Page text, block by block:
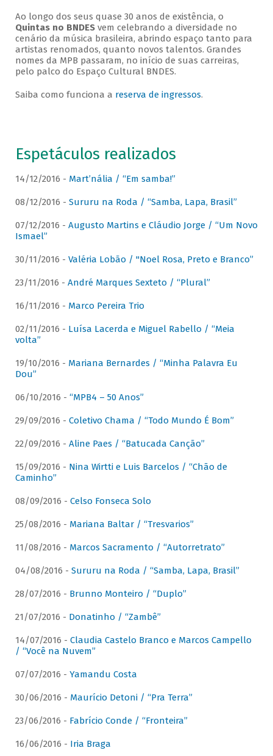
Ao longo dos seus quase 30 anos de existência, o
Quintas no BNDESvem celebrando a diversidade no
cenário da música brasileira, abrindo espaço tanto para
artistas renomados, quanto novos talentos. Grandes
nomes da MPB passaram, no início de suas carreiras,
pelo palco do Espaço Cultural BNDES.
Saiba como funciona a reserva de ingressos.
Espetáculos realizados
14/12/2016 - Mart’nália / “Em samba!”
08/12/2016 - Sururu na Roda / “Samba, Lapa, Brasil”
07/12/2016 - Augusto Martins e Cláudio Jorge / “Um Novo
Ismael”
30/11/2016 - Valéria Lobão / "Noel Rosa, Preto e Branco”
23/11/2016 - André Marques Sexteto / “Plural”
16/11/2016 - Marco Pereira Trio
02/11/2016 - Luísa Lacerda e Miguel Rabello / “Meia
volta”
19/10/2016 - Mariana Bernardes / “Minha Palavra Eu
Dou”
06/10/2016 - “MPB4 – 50 Anos”
29/09/2016 - Coletivo Chama / “Todo Mundo É Bom”
22/09/2016 - Aline Paes / “Batucada Canção”
15/09/2016 - Nina Wirtti e Luis Barcelos / “Chão de
Caminho”
08/09/2016 - Celso Fonseca Solo
25/08/2016 - Mariana Baltar / “Tresvarios”
11/08/2016 - Marcos Sacramento / “Autorretrato”
04/08/2016 - Sururu na Roda / “Samba, Lapa, Brasil”
28/07/2016 - Brunno Monteiro / “Duplo”
21/07/2016 - Donatinho / “Zambê”
14/07/2016 - Claudia Castelo Branco e Marcos Campello
/ “Você na Nuvem”
07/07/2016 - Yamandu Costa
30/06/2016 - Maurício Detoni / “Pra Terra”
23/06/2016 - Fabrício Conde / “Fronteira”
16/06/2016 - Iria Braga